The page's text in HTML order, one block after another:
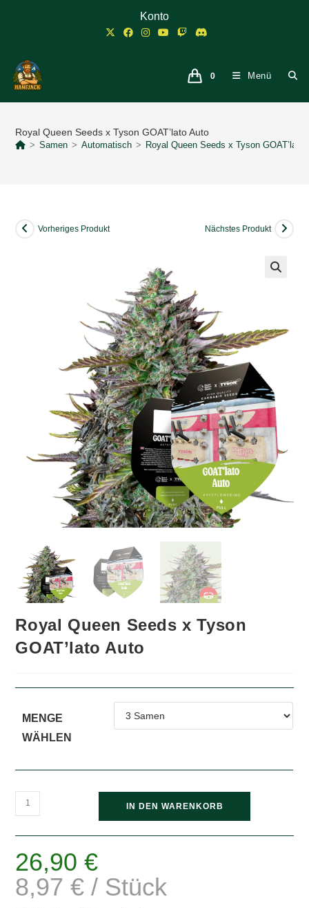
Konto
0 Menü
Royal Queen Seeds x Tyson GOAT’lato Auto
> Samen > Automatisch > Royal Queen Seeds x Tyson GOAT’lato
Vorheriges Produkt Nächstes Produkt
Royal Queen Seeds x Tyson
GOAT’lato Auto
MENGE
WÄHLEN
Royal
Queen
Seeds
Tyson
GOAT'lato
IN DEN WARENKORB
26,90€
8,97€ / Stück